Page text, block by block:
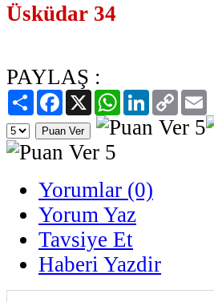
Üsküdar 34
PAYLAŞ :
PaylaşFacebook
X WhatsAppLinkedIn
Copy
Link
Yorumlar (0)
Yorum Yaz
Tavsiye Et
Haberi Yazdir